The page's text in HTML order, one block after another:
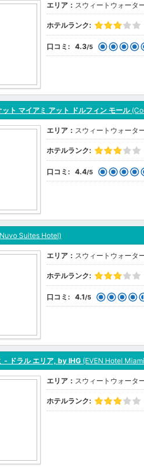
エリア： スウィートウォータ
ホテルランク:
口コミ: 4.3/5
ト マイアミ アット ドルフィン モール
エリア： スウィートウォータ
ホテルランク:
口コミ: 4.4/5
Suites Hotel)
エリア： スウィートウォータ
ホテルランク:
口コミ: 4.1/5
- ドラル エリア, by IHG (EVEN Hotel
エリア： スウィートウォータ
ホテルランク: